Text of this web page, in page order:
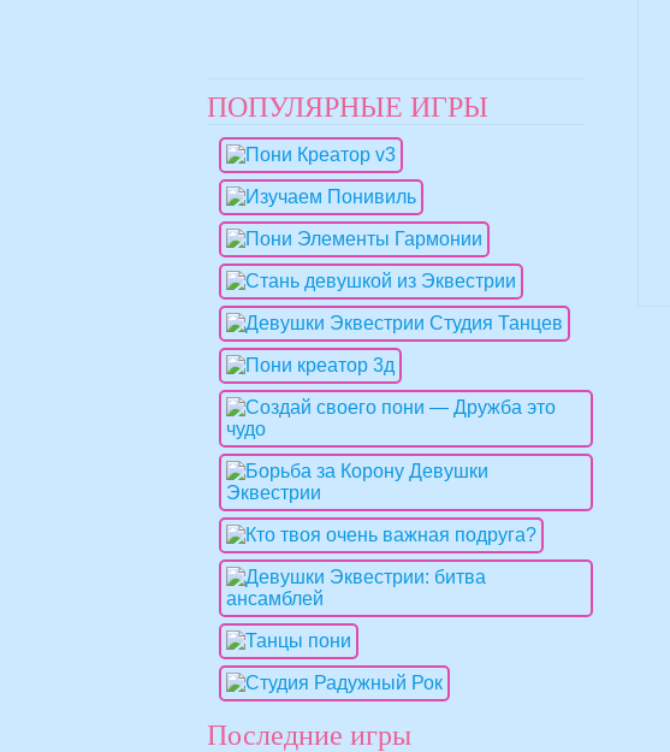
ПОПУЛЯРНЫЕ ИГРЫ
Последние игры